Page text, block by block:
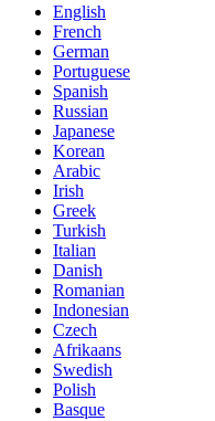
English
French
German
Portuguese
Spanish
Russian
Japanese
Korean
Arabic
Irish
Greek
Turkish
Italian
Danish
Romanian
Indonesian
Czech
Afrikaans
Swedish
Polish
Basque